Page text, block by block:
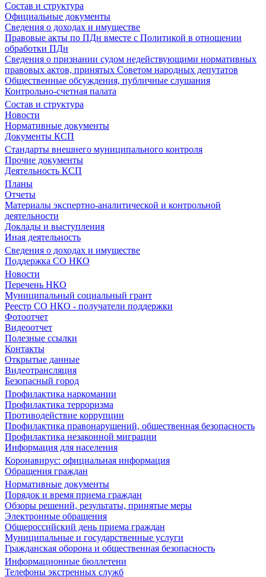
Состав и структура
Официальные документы
Сведения о доходах и имуществе
Правовые акты по ПДн вместе с Политикой в отношении
обработки ПДн
Сведения о признании судом недействующими нормативных
правовых актов, принятых Советом народных депутатов
Общественные обсуждения, публичные слушания
Контрольно-счетная палата
Состав и структура
Новости
Нормативные документы
Документы КСП
Стандарты внешнего муниципального контроля
Прочие документы
Деятельность КСП
Планы
Отчеты
Материалы экспертно-аналитической и контрольной
деятельности
Доклады и выступления
Иная деятельность
Сведения о доходах и имуществе
Поддержка СО НКО
Новости
Перечень НКО
Муниципальный социальный грант
Реестр СО НКО - получатели поддержки
Фотоотчет
Видеоотчет
Полезные ссылки
Контакты
Открытые данные
Видеотрансляция
Безопасный город
Профилактика наркомании
Профилактика терроризма
Противодействие коррупции
Профилактика правонарушений, общественная безопасность
Профилактика незаконной миграции
Информация для населения
Коронавирус: официальная информация
Обращения граждан
Нормативные документы
Порядок и время приема граждан
Обзоры решений, результаты, принятые меры
Электронные обращения
Общероссийский день приема граждан
Муниципальные и государственные услуги
Гражданская оборона и общественная безопасность
Информационные бюллетени
Телефоны экстренных служб